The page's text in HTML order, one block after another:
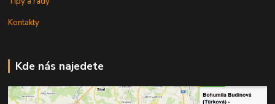
Kontakty
Kde nás najedete